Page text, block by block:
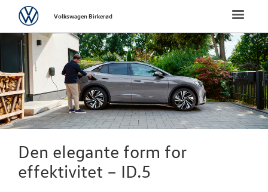
FORSIDE
NYE
Bestil
Toggle
VolkswagenVolkswagen Birkerød
Den elegante form for
effektivitet – ID.5